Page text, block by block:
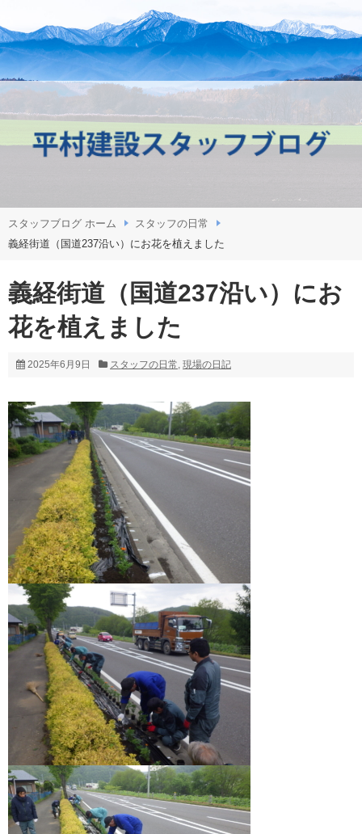
スタッフブログ ホーム
スタッフの日常
義経街道（国道237沿い）にお花を植えました
義経街道（国道237沿い）にお
花を植えました
2025年6月9日 スタッフの日常 現場の日記